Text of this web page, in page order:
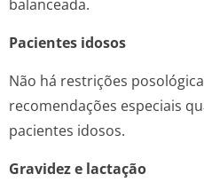
balanceada.
Pacientes idosos
Não há restrições
recomendações especiais
pacientes idosos.
Gravidez e lactação